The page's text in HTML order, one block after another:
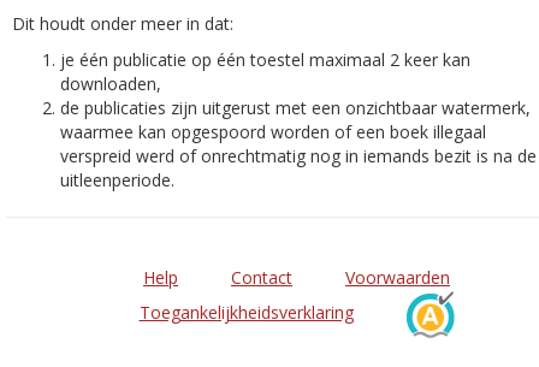
Dit houdt onder meer in dat:
je één publicatie op één toestel maximaal 2 keer kan
downloaden,
de publicaties zijn uitgerust met een onzichtbaar watermerk,
waarmee kan opgespoord worden of een boek illegaal
verspreid werd of onrechtmatig nog in iemands bezit is na de
uitleenperiode.
Help Contact
Voorwaarden
Toegankelijkheidsverklaring